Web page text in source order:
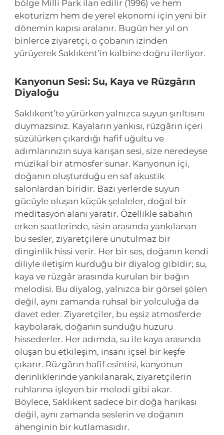
bölge Milli Park ilan edilir (1996) ve hem
ekoturizm hem de yerel ekonomi için yeni bir
dönemin kapısı aralanır. Bugün her yıl on
binlerce ziyaretçi, o çobanın izinden
yürüyerek Saklıkent’in kalbine doğru ilerliyor.
Kanyonun Sesi: Su, Kaya ve Rüzgârın
Diyaloğu
Saklıkent’te yürürken yalnızca suyun şırıltısını
duymazsınız. Kayaların yankısı, rüzgârın içeri
süzülürken çıkardığı hafif uğultu ve
adımlarınızın suya karışan sesi, size neredeyse
müzikal bir atmosfer sunar. Kanyonun içi,
doğanın oluşturduğu en saf akustik
salonlardan biridir. Bazı yerlerde suyun
gücüyle oluşan küçük şelaleler, doğal bir
meditasyon alanı yaratır. Özellikle sabahın
erken saatlerinde, sisin arasında yankılanan
bu sesler, ziyaretçilere unutulmaz bir
dinginlik hissi verir. Her bir ses, doğanın kendi
diliyle iletişim kurduğu bir diyalog gibidir; su,
kaya ve rüzgâr arasında kurulan bir bağın
melodisi. Bu diyalog, yalnızca bir görsel şölen
değil, aynı zamanda ruhsal bir yolculuğa da
davet eder. Ziyaretçiler, bu eşsiz atmosferde
kaybolarak, doğanın sunduğu huzuru
hissederler. Her adımda, su ile kaya arasında
oluşan bu etkileşim, insanı içsel bir keşfe
çıkarır. Rüzgârın hafif esintisi, kanyonun
derinliklerinde yankılanarak, ziyaretçilerin
ruhlarına işleyen bir melodi gibi akar.
Böylece, Saklıkent sadece bir doğa harikası
değil, aynı zamanda seslerin ve doğanın
ahenginin bir kutlamasıdır.